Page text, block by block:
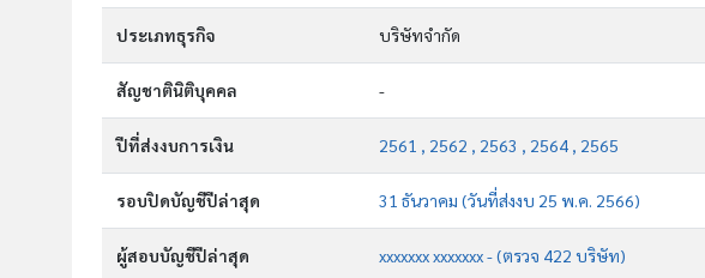
ประเภทธุรกิจ บริษัทจำกัด
สัญชาตินิติบุคคล -
ปีที่ส่งงบการเงิน 2561 , 2562 , 2563 , 2564 , 2565
รอบปิดบัญชีปีล่าสุด 31 ธันวาคม (วันที่ส่งงบ 25 พ.ค. 2566)
ผู้สอบบัญชีปีล่าสุด xxxxxxx xxxxxxx - (ตรวจ 422 บริษัท)